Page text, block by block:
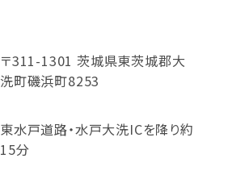
〒311-1301 茨城県東茨城郡大
洗町磯浜町8253
東水戸道路・水戸大洗ICを降り約
15分